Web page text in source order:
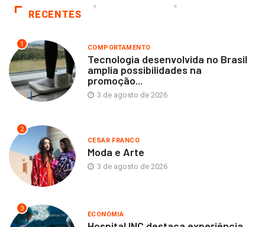
RECENTES
1 COMPORTAMENTO
Tecnologia desenvolvida no Brasil
amplia possibilidades na
promoção...
3 de agosto de 2026
2
CESAR FRANCO
Moda e Arte
3 de agosto de 2026
3
ECONOMIA